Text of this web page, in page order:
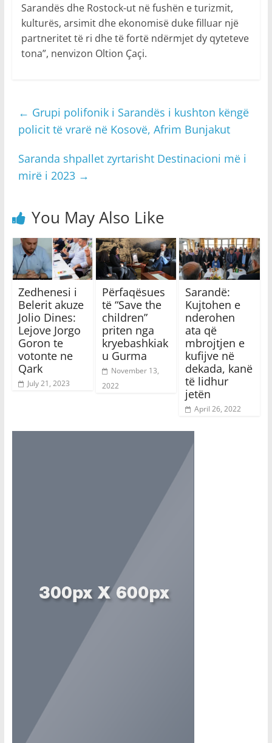
Sarandës dhe Rostock-ut në fushën e turizmit,
kulturës, arsimit dhe ekonomisë duke filluar një
partneritet të ri dhe të fortë ndërmjet dy qyteteve
tona”, nenvizon Oltion Çaçi.
← Grupi polifonik i Sarandës i kushton këngë
policit të vrarë në Kosovë, Afrim Bunjakut
Saranda shpallet zyrtarisht Destinacioni më i
mirë i 2023 →
You May Also Like
Zedhenesi i
Belerit akuze
Jolio Dines:
Lejove Jorgo
Goron te
votonte ne
Qark
July 21, 2023
Përfaqësues
të “Save the
children”
priten nga
kryebashkiak
u Gurma
November 13,
2022
Sarandë:
Kujtohen e
nderohen
ata që
mbrojtjen e
kufijve në
dekada, kanë
të lidhur
jetën
April 26, 2022